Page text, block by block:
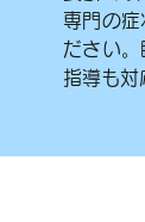
専門の症
ださい。
指導も対